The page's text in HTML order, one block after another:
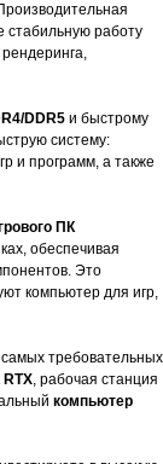
стабильную работу
DDR5 и быстрому
систему:
и программ, а также
ПК
обеспечивая
Это
компьютер для игр,
требовательных
, рабочая станция
компьютер